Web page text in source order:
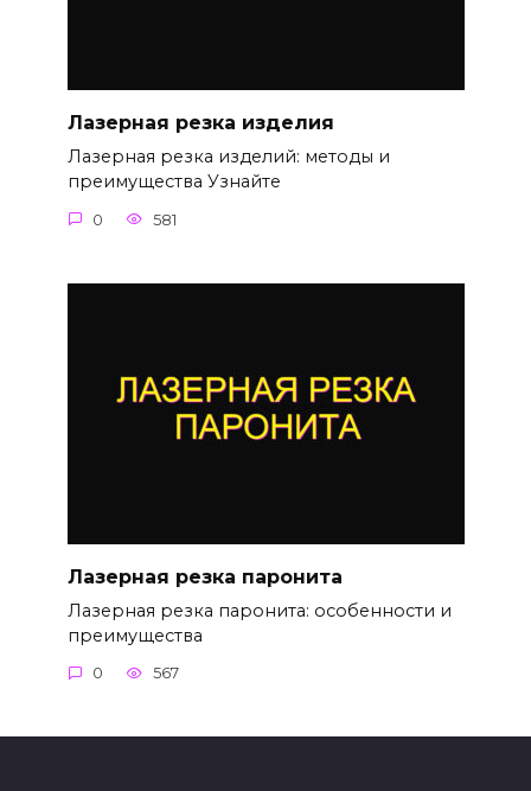
Лазерная резка изделия
Лазерная резка изделий: методы и
преимущества Узнайте
0 581
Лазерная резка паронита
Лазерная резка паронита: особенности и
преимущества
0 567